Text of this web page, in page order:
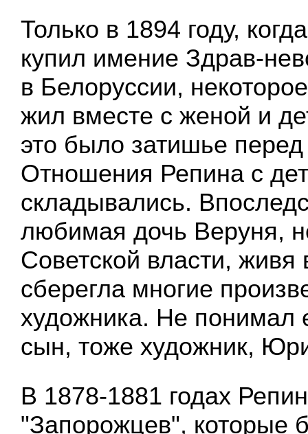
Только в 1894 году,
купил имение Здрав-
в Белоруссии,
жил вместе с женой и
это было затишье
Отношения Репина с
складывались.
любимая дочь Веруня,
Советской власти, живя
сберегла многие
художника. Не понимал
сын, тоже художник,
В 1878-1881 годах
"Запорожцев", которые